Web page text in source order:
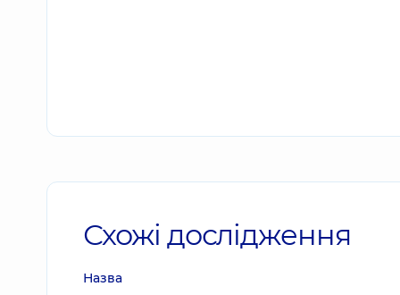
Схожі дослідження
Назва